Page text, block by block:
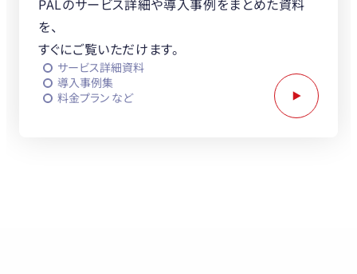
PALのサービス詳細や導入事例をまとめた資料
を、
すぐにご覧いただけます。
サービス詳細資料
導入事例集
料金プラン など